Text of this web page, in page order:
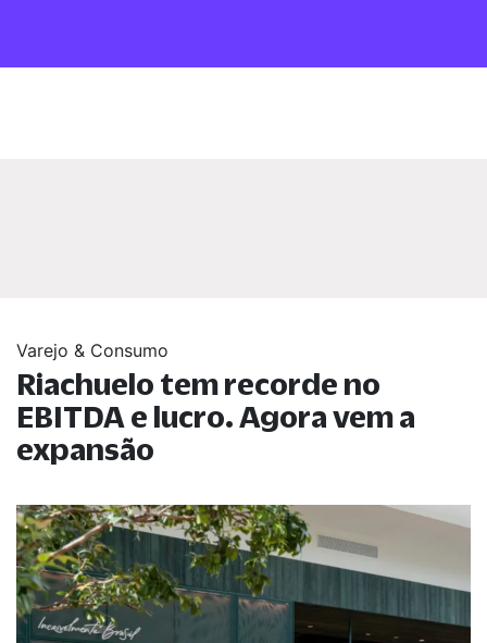
Varejo & Consumo
Riachuelo tem recorde no
EBITDA e lucro. Agora vem a
expansão